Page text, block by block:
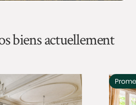
biens actuellement